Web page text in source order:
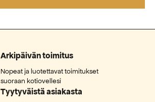
Arkipäivän toimitus
Nopeat ja luotettavat toimitukset
suoraan kotiovellesi
Tyytyväistä asiakasta